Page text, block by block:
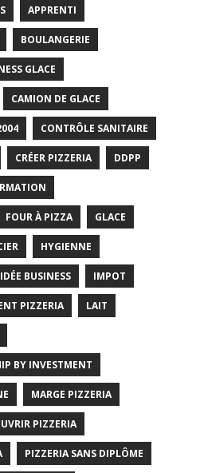
APPRENTI
BOULANGERIE
GLACE
CAMION DE GLACE
CONTRÔLE SANITAIRE
CRÉER PIZZERIA DDPP
FOUR À PIZZA GLACE
HYGIENNE
IDÉE BUSINESS IMPOT
PIZZERIA LAIT
BY INVESTMENT
MARGE PIZZERIA
PIZZERIA
PIZZERIA SANS DIPLÔME